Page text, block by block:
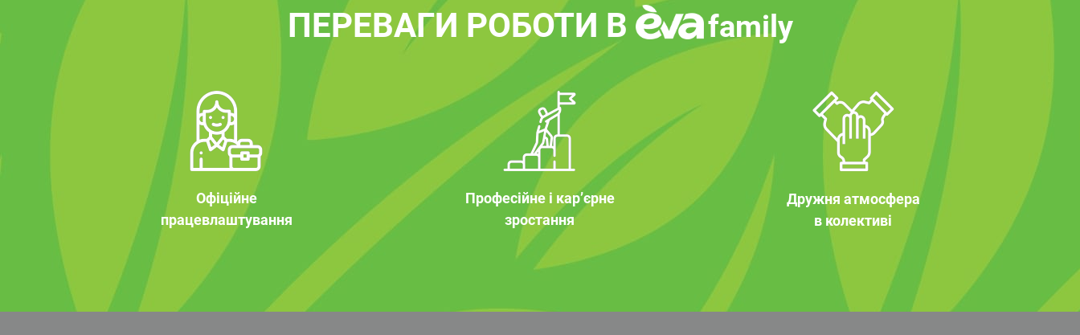
ПЕРЕВАГИ РОБОТИ В family
Офіційне
працевлаштування
Професійне і кар’єрне
зростання
Дружня атмосфера
в колективі